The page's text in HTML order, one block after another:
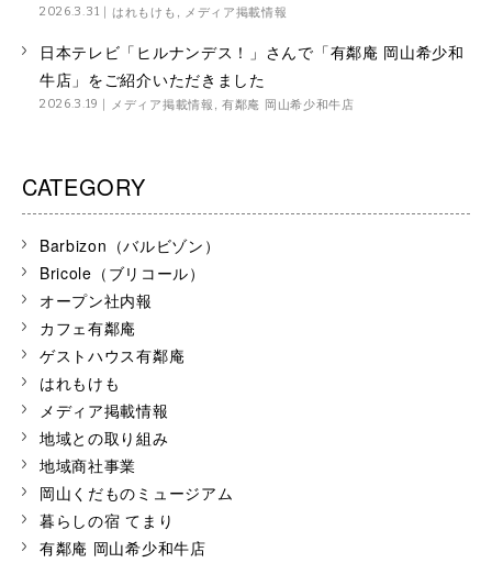
2026.3.31 はれもけも , メディア掲載情報
日本テレビ「ヒルナンデス！」さんで「有鄰庵 岡山希少和
牛店」をご紹介いただきました
2026.3.19 メディア掲載情報,有鄰庵 岡山希少和牛店
CATEGORY
Barbizon（バルビゾン）
Bricole（ブリコール）
オープン社内報
カフェ有鄰庵
ゲストハウス有鄰庵
はれもけも
メディア掲載情報
地域との取り組み
地域商社事業
岡山くだものミュージアム
暮らしの宿 てまり
有鄰庵 岡山希少和牛店